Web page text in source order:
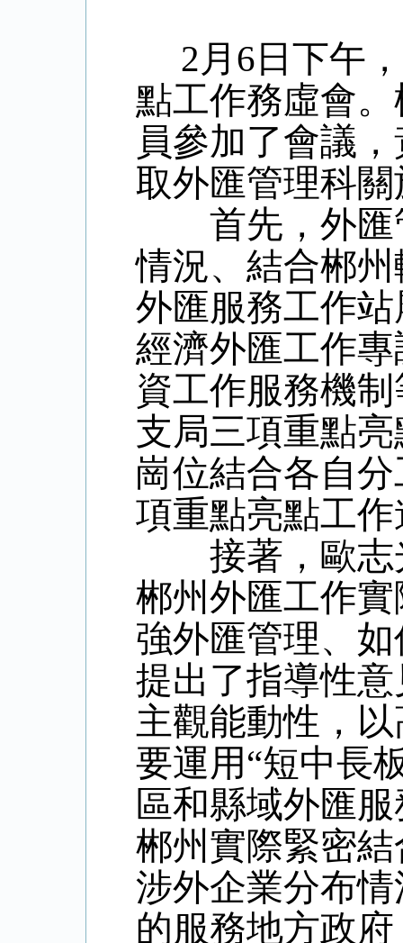
2月6日下午，
點工作務虛會
員參加了會議
取外匯管理科
首先，外匯
情況、結合郴
外匯服務工作
經濟外匯工作
資工作服務機
支局三項重點
崗位結合各自
項重點亮點工
接著，歐志
郴州外匯工作
強外匯管理、
提出了指導性
主觀能動性，
要運用“短中長
區和縣域外匯
郴州實際緊密
涉外企業分布
的服務地方政